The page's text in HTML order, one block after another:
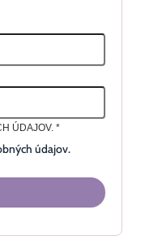
ÚDAJOV. *
údajov.